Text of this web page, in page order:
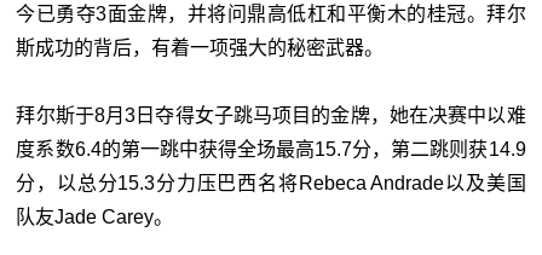
今已勇夺3面金牌，并将问鼎高低杠和平衡木的桂冠。拜尔
斯成功的背后，有着一项强大的秘密武器。
拜尔斯于8月3日夺得女子跳马项目的金牌，她在决赛中以难
度系数6.4的第一跳中获得全场最高15.7分，第二跳则获14.9
分，以总分15.3分力压巴西名将Rebeca Andrade以及美国
队友Jade Carey。